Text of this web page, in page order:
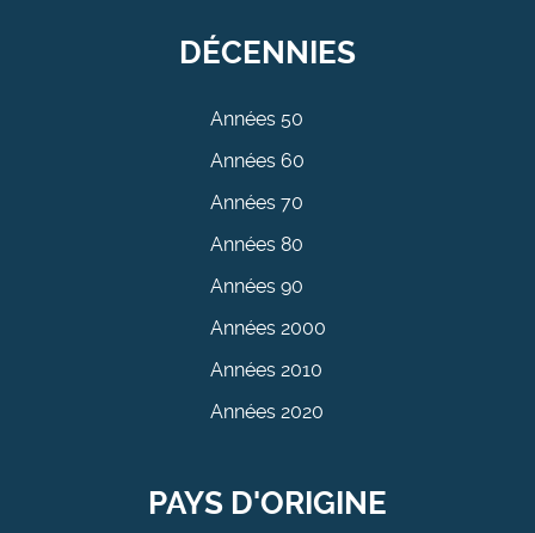
DÉCENNIES
Années 50
Années 60
Années 70
Années 80
Années 90
Années 2000
Années 2010
Années 2020
PAYS D'ORIGINE